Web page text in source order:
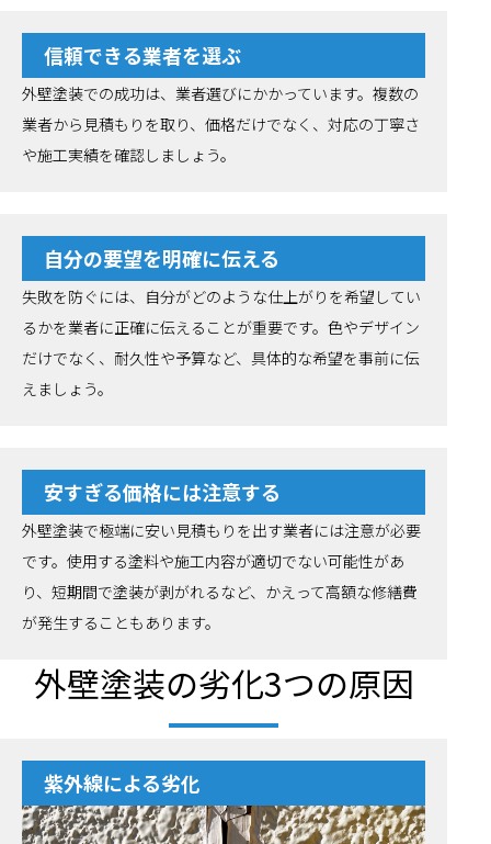
信頼できる業者を選ぶ
外壁塗装での成功は、業者選びにかかっています。複数の
業者から見積もりを取り、価格だけでなく、対応の丁寧さ
や施工実績を確認しましょう。
自分の要望を明確に伝える
失敗を防ぐには、自分がどのような仕上がりを希望してい
るかを業者に正確に伝えることが重要です。色やデザイン
だけでなく、耐久性や予算など、具体的な希望を事前に伝
えましょう。
安すぎる価格には注意する
外壁塗装で極端に安い見積もりを出す業者には注意が必要
です。使用する塗料や施工内容が適切でない可能性があ
り、短期間で塗装が剥がれるなど、かえって高額な修繕費
が発生することもあります。
外壁塗装の劣化3つの原因
紫外線による劣化